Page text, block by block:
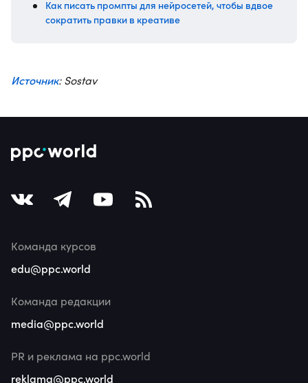
Как писать промпты для нейросетей, чтобы вдвое
сократить правки в креативе
Источник: Sostav
Команда курсов
edu@ppc.world
Команда редакции
media@ppc.world
PR и реклама на ppc.world
reklama@ppc.world